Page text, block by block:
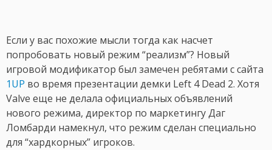
Если у вас похожие мысли тогда как насчет
попробовать новый режим “реализм”? Новый
игровой модификатор был замечен ребятами с сайта
1UP во время презентации демки Left 4 Dead 2. Хотя
Valve еще не делала официальных объявлений
нового режима, директор по маркетингу Даг
Ломбарди намекнул, что режим сделан специально
для “хардкорных” игроков.